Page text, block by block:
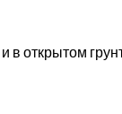
в открытом